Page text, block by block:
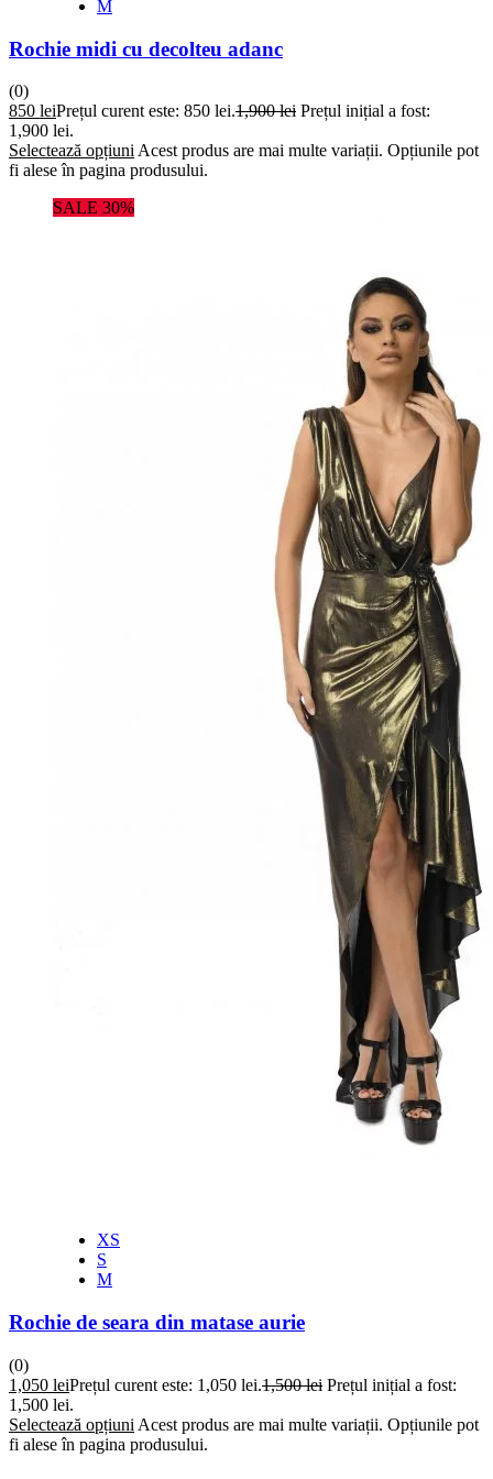
M
Rochie midi cu decolteu adanc
(0)
850 leiPrețul curent este: 850 lei.1,900lei Prețul inițial a fost:
1,900 lei.
Selectează opțiuni Acest produs are mai multe variații. Opțiunile pot
fi alese în pagina produsului.
SALE 30%
XS
S
M
Rochie de seara din matase aurie
(0)
1,050 leiPrețul curent este: 1,050 lei.1,500lei Prețul inițial a fost:
1,500 lei.
Selectează opțiuni Acest produs are mai multe variații. Opțiunile pot
fi alese în pagina produsului.